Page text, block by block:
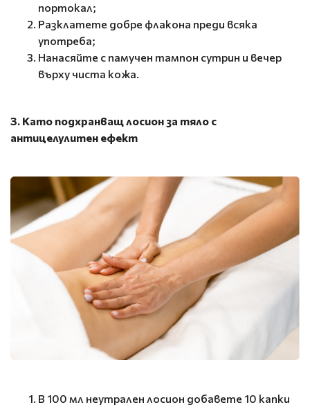
портокал;
Разклатете добре флакона преди всяка
употреба;
Нанасяйте с памучен тампон сутрин и вечер
върху чиста кожа.
3. Като подхранващ лосион за тяло с
антицелулитен ефект
В 100 мл неутрален лосион добавете 10 капки